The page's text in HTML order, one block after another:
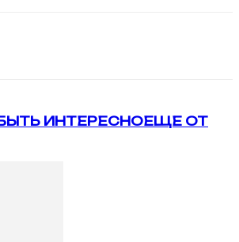
ИНТЕРЕСНОЕЩЕ ОТ